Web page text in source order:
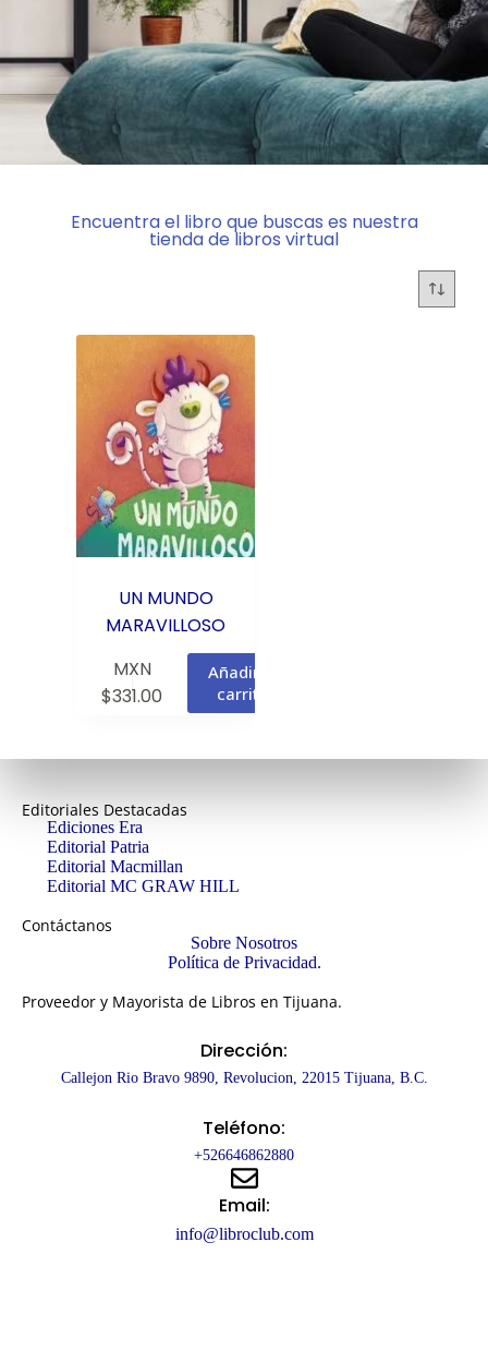
Encuentra el libro que buscas es nuestra
tienda de libros virtual
UN MUNDO
MARAVILLOSO
MXN
$331.00
Añadir al
carrito
Editoriales Destacadas
Ediciones Era
Editorial Patria
Editorial Macmillan
Editorial MC GRAW HILL
Contáctanos
Sobre Nosotros
Política de Privacidad.
Proveedor y Mayorista de Libros en Tijuana.
Dirección:
Callejon Rio Bravo 9890, Revolucion, 22015 Tijuana, B.C.
Teléfono:
+526646862880
Email:
info@libroclub.com